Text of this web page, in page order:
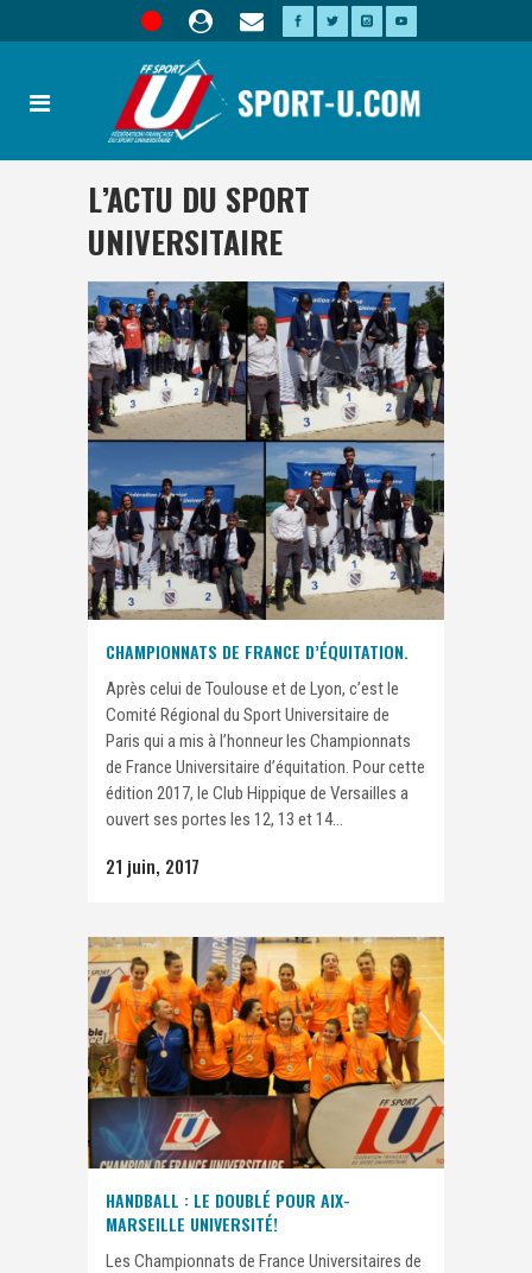
L’ACTU DU SPORT
UNIVERSITAIRE
CHAMPIONNATS DE FRANCE D’ÉQUITATION.
Après celui de Toulouse et de Lyon, c’est le
Comité Régional du Sport Universitaire de
Paris qui a mis à l’honneur les Championnats
de France Universitaire d’équitation. Pour cette
édition 2017, le Club Hippique de Versailles a
ouvert ses portes les 12, 13 et 14...
21 juin, 2017
HANDBALL : LE DOUBLÉ POUR AIX-
MARSEILLE UNIVERSITÉ!
Les Championnats de France Universitaires de